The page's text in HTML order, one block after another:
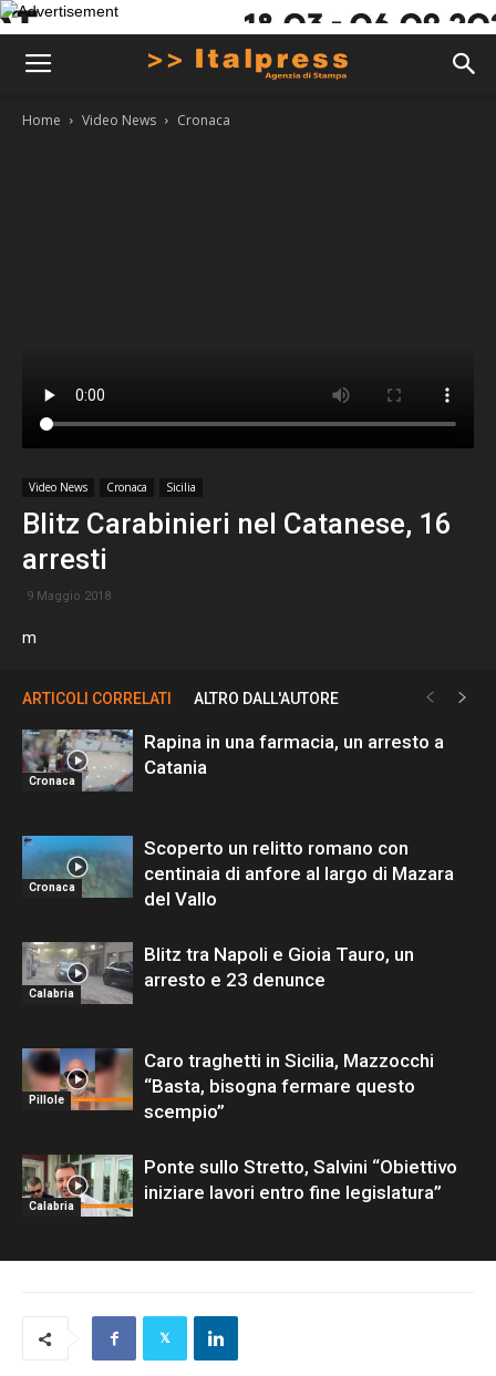
Home Video News Cronaca
Video News Cronaca Sicilia
Blitz Carabinieri nel Catanese, 16
arresti
9 Maggio 2018
m
ARTICOLI CORRELATI ALTRO DALL'AUTORE
Cronaca
Rapina in una farmacia, un arresto a
Catania
Cronaca
Scoperto un relitto romano con
centinaia di anfore al largo di Mazara
del Vallo
Calabria
Blitz tra Napoli e Gioia Tauro, un
arresto e 23 denunce
Pillole
Caro traghetti in Sicilia, Mazzocchi
“Basta, bisogna fermare questo
scempio”
Calabria
Ponte sullo Stretto, Salvini “Obiettivo
iniziare lavori entro fine legislatura”